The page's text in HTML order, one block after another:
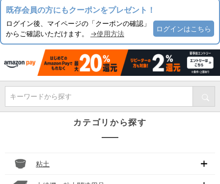
既存会員の方にもクーポンをプレゼント！
ログイン後、マイページの「クーポンの確認」
からご確認いただけます。 →使用方法
ログインはこちら
キーワードから探す
カテゴリから探す
粘土